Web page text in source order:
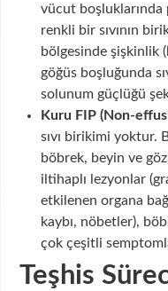
vücut boşluklarında
renkli bir sıvının
bölgesinde şişkinlik
göğüs boşluğunda
solunum güçlüğü
Kuru FIP (Non-
sıvı birikimi yoktur.
böbrek, beyin ve
iltihaplı lezyonlar
etkilenen organa
kaybı, nöbetler),
çok çeşitli
Teşhis